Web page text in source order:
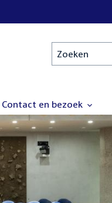
Zoeken
Contact en bezoek